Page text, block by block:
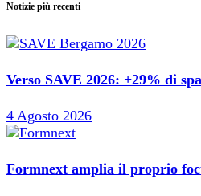
Notizie più recenti
Verso SAVE 2026: +29% di
4 Agosto 2026
Formnext amplia il proprio